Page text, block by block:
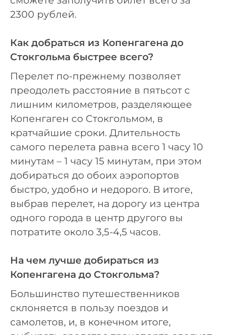
2300 рублей.
Как добраться из Копенгагена до
Стокгольма быстрее всего?
Перелет по-прежнему позволяет
преодолеть расстояние в пятьсот с
лишним километров, разделяющее
Копенгаген со Стокгольмом, в
кратчайшие сроки. Длительность
самого перелета равна всего 1 часу 10
минутам – 1 часу 15 минутам, при этом
добираться до обоих аэропортов
быстро, удобно и недорого. В итоге,
выбрав перелет, на дорогу из центра
одного города в центр другого вы
потратите около 3,5-4,5 часов.
На чем лучше добираться из
Копенгагена до Стокгольма?
Большинство путешественников
склоняется в пользу поездов и
самолетов, и, в конечном итоге,